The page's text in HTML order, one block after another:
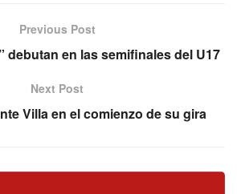
Previous Post
debutan en las semifinales del U17
Next Post
Villa en el comienzo de su gira